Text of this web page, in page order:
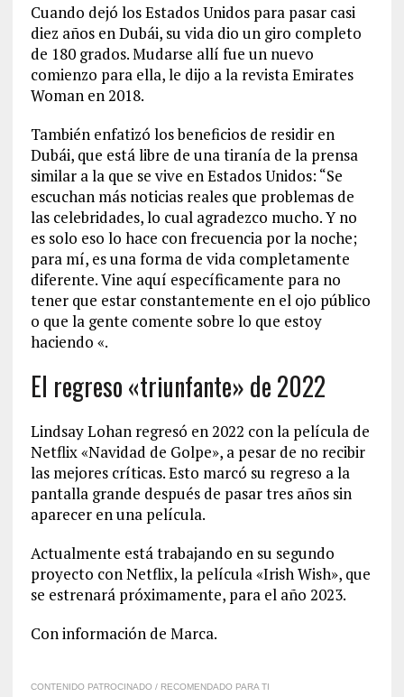
Cuando dejó los Estados Unidos para pasar casi
diez años en Dubái, su vida dio un giro completo
de 180 grados. Mudarse allí fue un nuevo
comienzo para ella, le dijo a la revista Emirates
Woman en 2018.
También enfatizó los beneficios de residir en
Dubái, que está libre de una tiranía de la prensa
similar a la que se vive en Estados Unidos: “Se
escuchan más noticias reales que problemas de
las celebridades, lo cual agradezco mucho. Y no
es solo eso lo hace con frecuencia por la noche;
para mí, es una forma de vida completamente
diferente. Vine aquí específicamente para no
tener que estar constantemente en el ojo público
o que la gente comente sobre lo que estoy
haciendo «.
El regreso «triunfante» de 2022
Lindsay Lohan regresó en 2022 con la película de
Netflix «Navidad de Golpe», a pesar de no recibir
las mejores críticas. Esto marcó su regreso a la
pantalla grande después de pasar tres años sin
aparecer en una película.
Actualmente está trabajando en su segundo
proyecto con Netflix, la película «Irish Wish», que
se estrenará próximamente, para el año 2023.
Con información de Marca.
CONTENIDO PATROCINADO / RECOMENDADO PARA TI